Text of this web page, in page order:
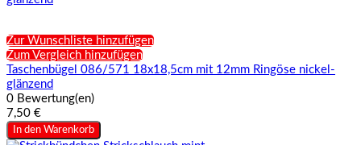
Zur Wunschliste hinzufügen
Zum Vergleich hinzufügen
Taschenbügel 086/571 18x18,5cm mit 12mm Ringöse nickel-
glänzend
0 Bewertung(en)
7,50 €
In den Warenkorb